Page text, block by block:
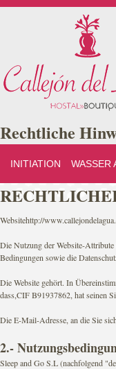
Rechtliche
INITIATION WASSER
Websitehttp://
Die Nutzung der Website-
Bedingungen sowie die
Die Website gehört. In
dass,CIF B91937862, hat seinen
Die E-Mail-Adresse, an die Sie
2.-
Sleep and Go S.L (nachfolgend